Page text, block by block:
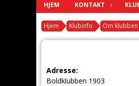
HJEM KONTAKT
Hjem Klubinfo Om klubben
Adresse:
Boldklubben 1903